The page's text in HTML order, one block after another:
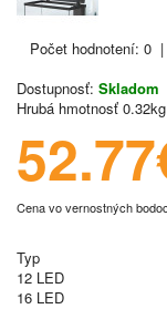
Počet hodnotení: 0 |
Dostupnosť: Skladom
Hrubá hmotnosť 0.32kg
Cena vo vernostných
Typ
12 LED
16 LED